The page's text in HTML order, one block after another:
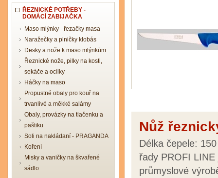
ŘEZNICKÉ POTŘEBY -
DOMÁCÍ ZABIJAČKA
Maso mlýnky - řezačky masa
Naražečky a plničky klobás
Desky a nože k maso mlýnkům
Řeznické nože, pilky na kosti,
sekáče a ocílky
Háčky na maso
Propustné obaly pro kouř na
trvanlivé a měkké salámy
Obaly, provázky na tlačenku a
paštiku
Soli na nakládaní - PRAGANDA
Koření
Misky a vaničky na škvařené
sádlo
Nůž
Délka čepele:
řady PROFI
průmyslové